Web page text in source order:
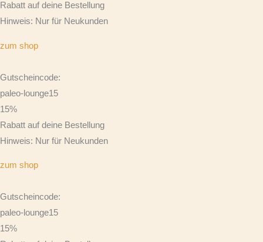
Rabatt auf deine Bestellung
Hinweis: Nur für Neukunden
zum shop
Gutscheincode:
paleo-lounge15
15%
Rabatt auf deine Bestellung
Hinweis: Nur für Neukunden
zum shop
Gutscheincode:
paleo-lounge15
15%